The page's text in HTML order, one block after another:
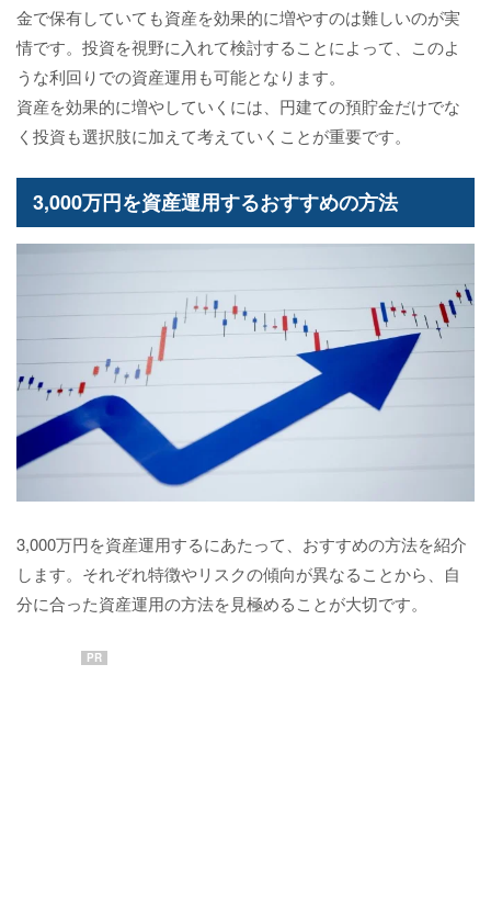
金で保有していても資産を効果的に増やすのは難しいのが実
情です。投資を視野に入れて検討することによって、このよ
うな利回りでの資産運用も可能となります。
資産を効果的に増やしていくには、円建ての預貯金だけでな
く投資も選択肢に加えて考えていくことが重要です。
3,000万円を資産運用するおすすめの方法
3,000万円を資産運用するにあたって、おすすめの方法を紹介
します。それぞれ特徴やリスクの傾向が異なることから、自
分に合った資産運用の方法を見極めることが大切です。
PR